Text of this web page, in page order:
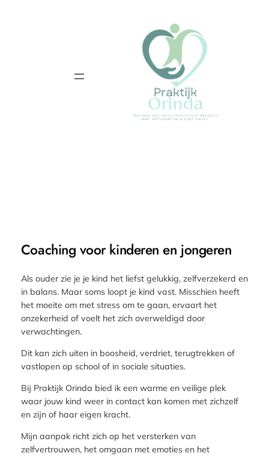
Coaching voor kinderen en jongeren
Als ouder zie je je kind het liefst gelukkig, zelfverzekerd en
in balans. Maar soms loopt je kind vast. Misschien heeft
het moeite om met stress om te gaan, ervaart het
onzekerheid of voelt het zich overweldigd door
verwachtingen.
Dit kan zich uiten in boosheid, verdriet, terugtrekken of
vastlopen op school of in sociale situaties.
Bij Praktijk Orinda bied ik een warme en veilige plek
waar jouw kind weer in contact kan komen met zichzelf
en zijn of haar eigen kracht.
Mijn aanpak richt zich op het versterken van
zelfvertrouwen, het omgaan met emoties en het